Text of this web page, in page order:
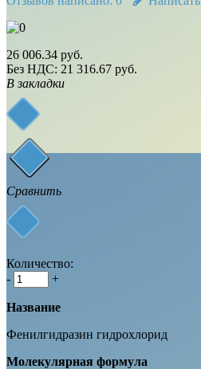
26 006.34 руб.
Без НДС: 21 316.67 руб.
В закладки
Сравнить
Количество:
-
+
Название
Фенилгидразин гидрохлорид
Молекулярная формула